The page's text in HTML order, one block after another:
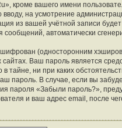
кроме вашего имени
вводу, на усмотрение
из вашей учётной записи
сообщений, автоматически
(односторонним
сайтах. Ваш пароль является
в тайне, ни при каких
пароль. В случае, если вы
пароля «Забыли пароль?»,
и ваш адрес email, после